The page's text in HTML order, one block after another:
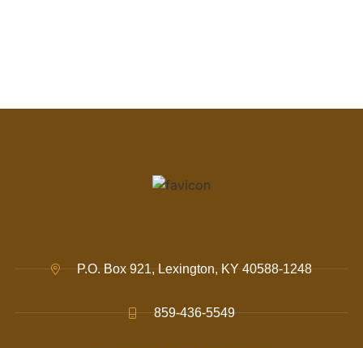
P.O. Box 921, Lexington, KY 40588-1248
859-436-5549